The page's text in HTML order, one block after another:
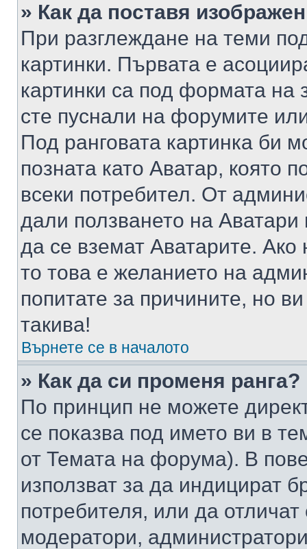
» Как да поставя
При разглеждане на теми
картинки. Първата е
картинки са под формата на
сте пуснали на форумите
Под ранговата картинка би
позната като Аватар, която
всеки потребител. От
дали ползването на
да се вземат Аватарите.
то това е желанието на
попитате за причините, но
такива!
Върнете се в началото
» Как да си променя ранга?
По принцип не можете
се показва под името ви в
от Темата на форума). В
използват за да индицират
потребителя, или да
модератори,